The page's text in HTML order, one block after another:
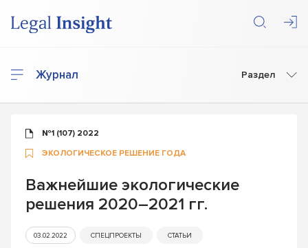
Журнал Раздел
№1 (107) 2022
ЭКОЛОГИЧЕСКОЕ РЕШЕНИЕ ГОДА
Важнейшие экологические
решения 2020–2021 гг.
03.02.2022 СПЕЦПРОЕКТЫ СТАТЬИ